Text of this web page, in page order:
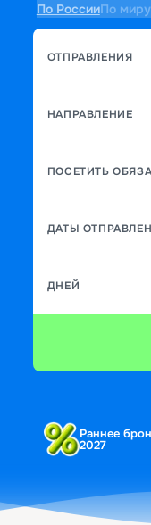
По РоссииПо миру
ОТПРАВЛЕНИЯ
НАПРАВЛЕНИЕ
ПОСЕТИТЬ
ДАТЫ
ДНЕЙ
Раннее
2027